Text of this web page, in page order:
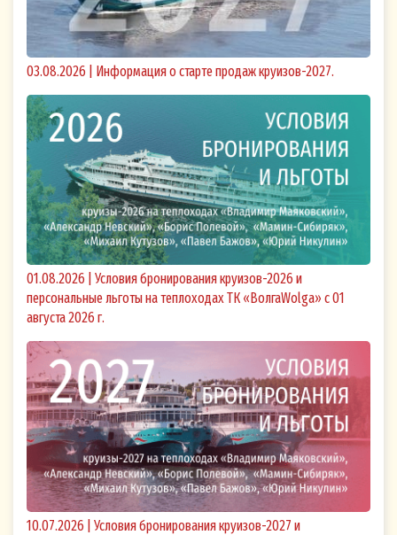
03.08.2026 | Информация о старте продаж круизов-2027.
01.08.2026 | Условия бронирования круизов-2026 и
персональные льготы на теплоходах ТК «ВолгаWolga» с 01
августа 2026 г.
10.07.2026 | Условия бронирования круизов-2027 и